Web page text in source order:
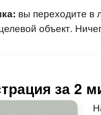
вы переходите в
объект.
за 2